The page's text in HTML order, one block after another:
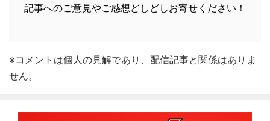
記事へのご意見やご感想どしどしお寄せください！
※コメントは個人の見解であり、配信記事と関係はありま
せん。